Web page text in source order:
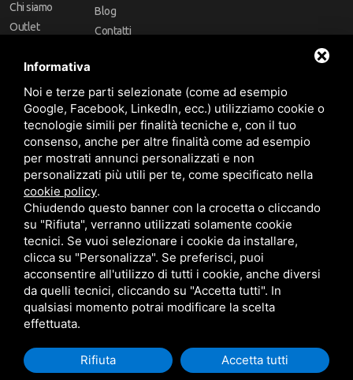
Chi siamo
Outlet
Marchi
Blog
Contatti
Follow Us
Area riservata
CBA dei Lubrificanti Spa - P. IVA 00624811204 - Codice fiscale 03472740376
R.E.A. n° 293659 - REG. IMPRESE BO Capitale Sociale €. 120.000 int. versati -
Sitemap Questo sito è protetto da Google reCAPTCHA v3,
Informativa
Noi e terze parti selezionate (come ad esempio
Google, Facebook, LinkedIn, ecc.) utilizziamo cookie o
tecnologie simili per finalità tecniche e, con il tuo
consenso, anche per altre finalità come ad esempio
per mostrati annunci personalizzati e non
personalizzati più utili per te, come specificato nella
cookie policy.
Chiudendo questo banner con la crocetta o cliccando
su "Rifiuta", verranno utilizzati solamente cookie
tecnici. Se vuoi selezionare i cookie da installare,
clicca su "Personalizza". Se preferisci, puoi
acconsentire all'utilizzo di tutti i cookie, anche diversi
da quelli tecnici, cliccando su "Accetta tutti". In
qualsiasi momento potrai modificare la scelta
effettuata.
Rifiuta Accetta tutti